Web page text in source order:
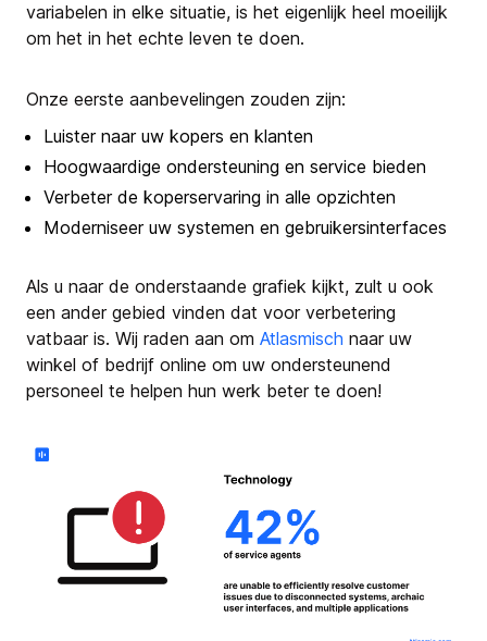
variabelen in elke situatie, is het eigenlijk heel moeilijk
om het in het echte leven te doen.
Onze eerste aanbevelingen zouden zijn:
Luister naar uw kopers en klanten
Hoogwaardige ondersteuning en service bieden
Verbeter de koperservaring in alle opzichten
Moderniseer uw systemen en gebruikersinterfaces
Als u naar de onderstaande grafiek kijkt, zult u ook
een ander gebied vinden dat voor verbetering
vatbaar is. Wij raden aan om Atlasmisch naar uw
winkel of bedrijf online om uw ondersteunend
personeel te helpen hun werk beter te doen!